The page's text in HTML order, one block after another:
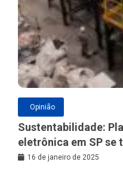
Opinião
Sustentabilidade:
eletrônica em SP se
Latina
16 de janeiro de 2025